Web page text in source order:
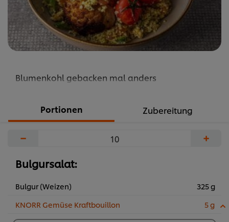
Blumenkohl gebacken mal anders
Portionen Zubereitung
− +
Bulgursalat:
Bulgur (Weizen)
325 g
KNORR Gemüse Kraftbouillon
5 g